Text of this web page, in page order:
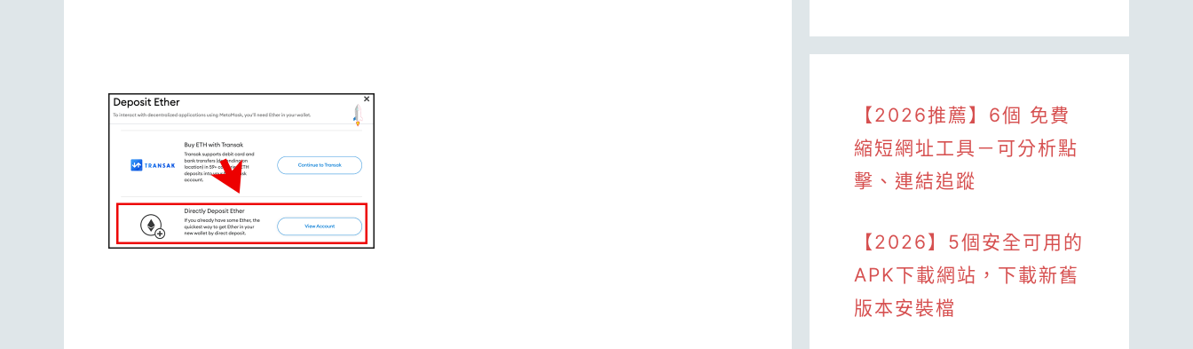
【2026推薦】6個 免費
縮短網址工具－可分析點
擊、連結追蹤
【2026】5個安全可用的
APK下載網站，下載新舊
版本安裝檔